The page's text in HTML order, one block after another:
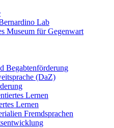
Lab
Museum für Gegenwart
Begabtenförderung
(DaZ)
Lernen
Lernen
Fremdsprachen